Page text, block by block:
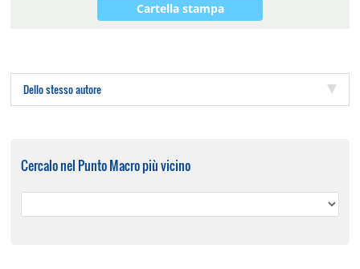
Cartella stampa
Dello stesso autore
Cercalo nel Punto Macro più vicino